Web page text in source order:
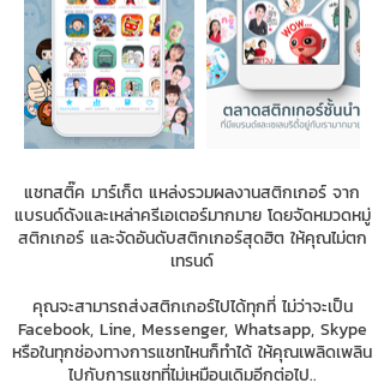
แชทสติ๊ค มาร์เก็ต แหล่งรวมผลงานสติกเกอร์ จาก
แบรนด์ดังและเหล่าครีเอเตอร์มากมาย โดยจัดหมวดหมู่
สติกเกอร์ และจัดอันดับสติกเกอร์สุดฮิต ให้คุณไม่ตก
เทรนด์
คุณจะสามารถส่งสติกเกอร์ไปได้ทุกที่ ไม่ว่าจะเป็น
Facebook, Line, Messenger, Whatsapp, Skype
หรือในทุกช่องทางการแชทไหนก็ทำได้ ให้คุณเพลิดเพลิน
ไปกับการแชทที่ไม่เหมือนเดิมอีกต่อไป..